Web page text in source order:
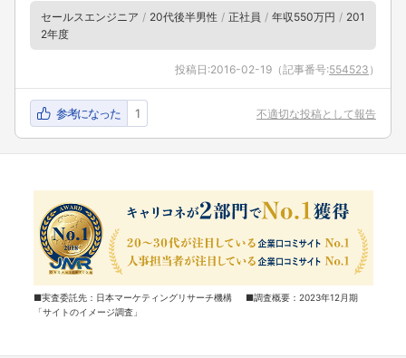
セールスエンジニア 20代後半男性 正社員 年収550万円
201
2年度
投稿日:2016-02-19 （記事番号:554523 ）
参考になった 1 不適切な投稿として報告
■実査委託先：日本マーケティングリサーチ機構 ■調査概要：2023年12月期
「サイトのイメージ調査」